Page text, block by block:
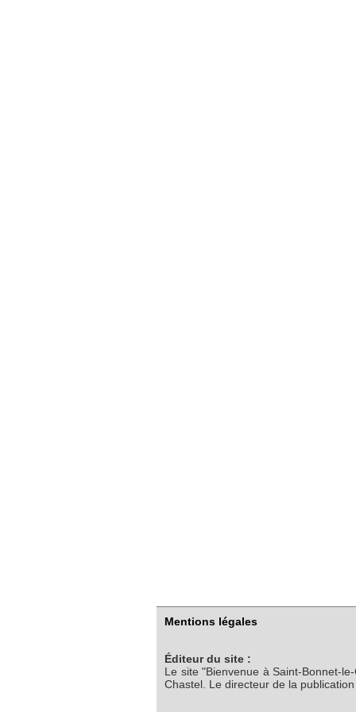
Mentions légales
Éditeur du site :
Le site "Bienvenue à Saint-Bonnet-
Chastel. Le directeur de la